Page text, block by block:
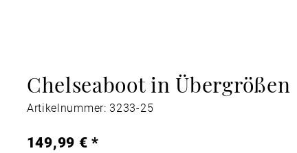
Chelseaboot in Übergrößen
Artikelnummer: 3233-25
149,99 € *